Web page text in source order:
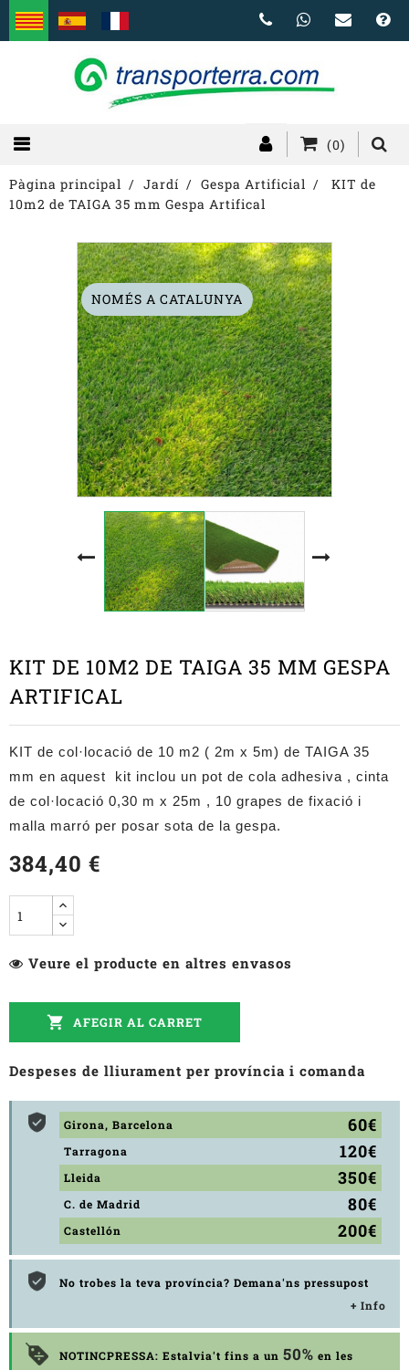
(0)
Pàgina principal Jardí Gespa Artificial
KIT de
10m2 de TAIGA 35 mm Gespa Artifical
NOMÉS A CATALUNYA
KIT DE 10M2 DE TAIGA 35 MM GESPA
ARTIFICAL
KIT de col·locació de 10 m2 ( 2m x 5m) de TAIGA 35
mm en aquest kit inclou un pot de cola adhesiva , cinta
de col·locació 0,30 m x 25m , 10 grapes de fixació i
malla marró per posar sota de la gespa.
384,40 €
Veure el producte en altres envasos
 AFEGIR AL CARRET
Despeses de lliurament per província i comanda
Girona, Barcelona 60€
Tarragona 120€
Lleida 350€
C. de Madrid 80€
Castellón 200€
No trobes la teva província? Demana'ns pressupost
+ Info
NOTINCPRESSA: Estalvia't fins a un 50% en les